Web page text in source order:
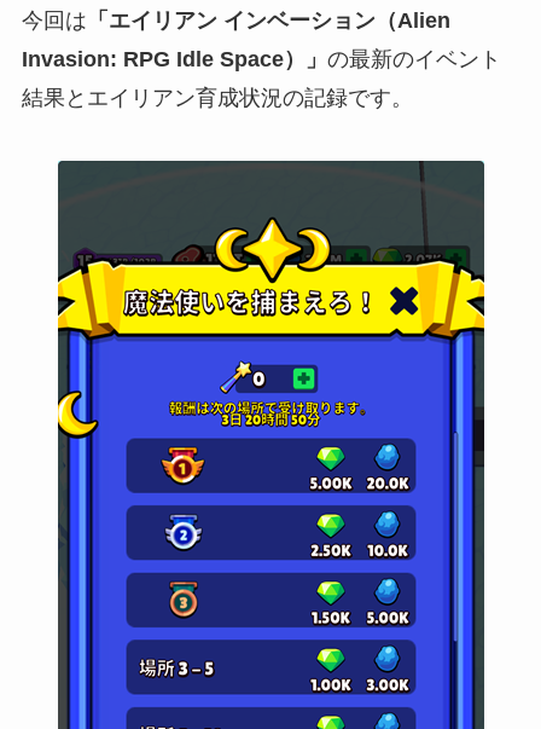
今回は 「エイリアン インベーション（Alien
Invasion: RPG Idle Space）」 の最新のイベント
結果とエイリアン育成状況の記録です。